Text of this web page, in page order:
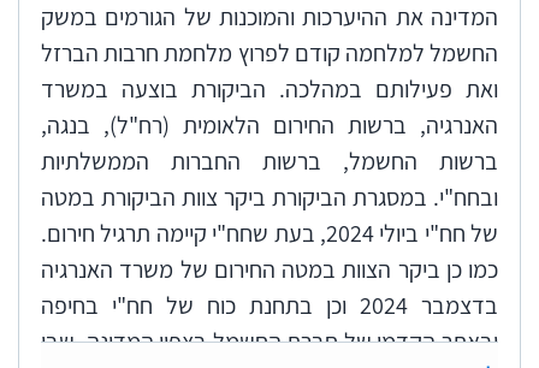
מתקפת שבעה באוקטובר, שמחת תורה התשפ"ד,
היוותה את יריית הפתיחה למלחמת חרבות ברזל.
במסגרת המלחמה בוצע ירי נרחב, מכמה גזרות
לחימה, שאיים בין היתר על תשתיות חשמל חיוניות
בחלקים גדולים של שטח המדינה במשך חודשים
רבים.
מלחמת חרבות ברזל הדגישה את הסיכון
המשמעותי שבאי-היערכות מספקת מבעוד מועד
של משק החשמל לעיתות חירום.
המדינה את ההיערכות והמוכנות של הגורמים במשק
החשמל למלחמה קודם לפרוץ מלחמת חרבות הברזל
ואת פעילותם במהלכה. הביקורת בוצעה במשרד
האנרגיה, ברשות החירום הלאומית (רח"ל), בנגה,
ברשות החשמל, ברשות החברות הממשלתיות
ובחח"י. במסגרת הביקורת ביקר צוות הביקורת במטה
של חח"י ביולי 2024, בעת שחח"י קיימה תרגיל חירום.
כמו כן ביקר הצוות במטה החירום של משרד האנרגיה
בדצמבר 2024 וכן בתחנת כוח של חח"י בחיפה
ובאתר הקדמי של חברת החשמל בצפון המדינה, שבו